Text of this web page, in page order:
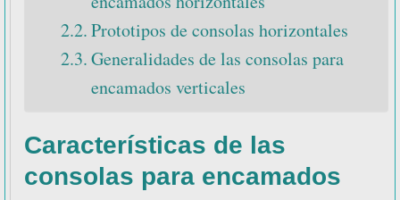
Prototipos de consolas horizontales
Generalidades de las consolas para
encamados verticales
Características de las
consolas para encamados